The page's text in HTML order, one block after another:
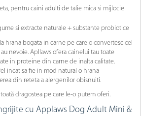
pentru caini adulti de talie mica si mijlocie
si extracte naturale + substante probiotice
hrana bogata in carne pe care o convertesc cel
nevoie. Apllaws ofera cainelui tau toate
in proteine din carne de inalta calitate.
incat sa fie in mod natural o hrana
din reteta a alergenilor obisnuiti.
dragostea pe care le-o putem oferi.
cu Applaws Dog Adult Mini &